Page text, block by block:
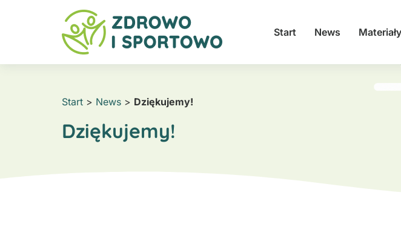
Start News Materiały
Start > News > Dziękujemy!
Dziękujemy!